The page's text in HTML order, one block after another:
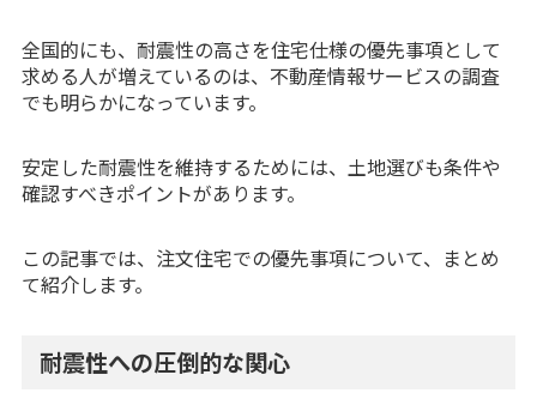
全国的にも、耐震性の高さを住宅仕様の優先事項として
求める人が増えているのは、不動産情報サービスの調査
でも明らかになっています。
安定した耐震性を維持するためには、土地選びも条件や
確認すべきポイントがあります。
この記事では、注文住宅での優先事項について、まとめ
て紹介します。
耐震性への圧倒的な関心